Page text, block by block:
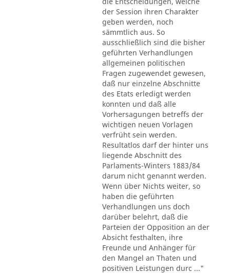
der Session ihren Charakter
geben werden, noch
sämmtlich aus. So
ausschließlich sind die bisher
geführten Verhandlungen
allgemeinen politischen
Fragen zugewendet gewesen,
daß nur einzelne Abschnitte
des Etats erledigt werden
konnten und daß alle
Vorhersagungen betreffs der
wichtigen neuen Vorlagen
verfrüht sein werden.
Resultatlos darf der hinter uns
liegende Abschnitt des
Parlaments-Winters 1883/84
darum nicht genannt werden.
Wenn über Nichts weiter, so
haben die geführten
Verhandlungen uns doch
darüber belehrt, daß die
Parteien der Opposition an der
Absicht festhalten, ihre
Freunde und Anhänger für
den Mangel an Thaten und
positiven Leistungen durc ..."